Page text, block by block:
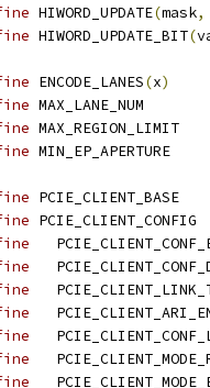
HIWORD_UPDATE(mask,
HIWORD_UPDATE_BIT(
ENCODE_LANES(x)